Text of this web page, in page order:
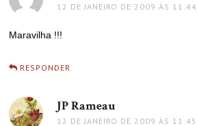
12 DE JANEIRO DE 2009 ÀS 11:44
Maravilha !!!
RESPONDER
JP Rameau
12 DE JANEIRO DE 2009 ÀS 11:45